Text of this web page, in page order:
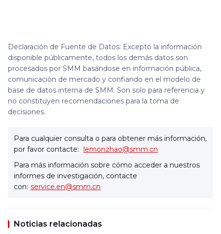
Declaración de Fuente de Datos: Excepto la información
disponible públicamente, todos los demás datos son
procesados por SMM basándose en información pública,
comunicación de mercado y confiando en el modelo de
base de datos interna de SMM. Son solo para referencia y
no constituyen recomendaciones para la toma de
decisiones.
Para cualquier consulta o para obtener más información,
por favor contacte: lemonzhao@smm.cn
Para más información sobre cómo acceder a nuestros
informes de investigación, contacte
con: service.en@smm.cn
Noticias relacionadas